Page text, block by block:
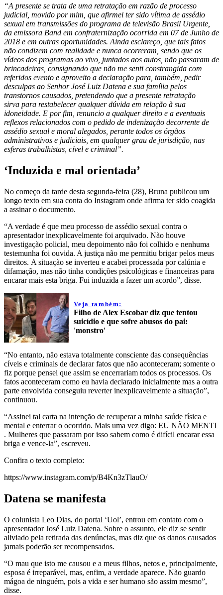
“A presente se trata de uma retratação em razão de processo
judicial, movido por mim, que afirmei ter sido vítima de assédio
sexual em transmissões do programa de televisão Brasil Urgente,
da emissora Band em confraternização ocorrida em 07 de Junho de
2018 e em outras oportunidades. Ainda esclareço, que tais fatos
não condizem com realidade e nunca ocorreram, sendo que os
vídeos dos programas ao vivo, juntados aos autos, não passaram de
brincadeiras, consignando que não me senti constrangida com
referidos evento e aproveito a declaração para, também, pedir
desculpas ao Senhor José Luiz Datena e sua família pelos
transtornos causados, pretendendo que a presente retratação
sirva para restabelecer qualquer dúvida em relação à sua
idoneidade. E por fim, renuncio a qualquer direito e a eventuais
reflexos relacionados com o pedido de indenização decorrente de
assédio sexual e moral alegados, perante todos os órgãos
administrativos e judiciais, em qualquer grau de jurisdição, nas
esferas trabalhistas, cível e criminal”.
‘Induzida e mal orientada’
No começo da tarde desta segunda-feira (28), Bruna publicou um
longo texto em sua conta do Instagram onde afirma ter sido coagida
a assinar o documento.
“A verdade é que meu processo de assédio sexual contra o
apresentador inexplicavelmente foi arquivado. Não houve
investigação policial, meu depoimento não foi colhido e nenhuma
testemunha foi ouvida. A justiça não me permitiu brigar pelos meus
direitos. A situação se inverteu e acabei processada por calúnia e
difamação, mas não tinha condições psicológicas e financeiras para
encarar mais esta briga. Fui induzida a fazer um acordo”, disse.
Veja também:
Filho de Alex Escobar diz que tentou
suicídio e que sofre abusos do pai:
'monstro'
“No entanto, não estava totalmente consciente das consequências
cíveis e criminais de declarar fatos que não aconteceram; somente o
fiz porque pensei que assim se encerrariam todos os processos. Os
fatos aconteceram como eu havia declarado inicialmente mas a outra
parte envolvida conseguiu reverter inexplicavelmente a situação”,
continuou.
“Assinei tal carta na intenção de recuperar a minha saúde física e
mental e enterrar o ocorrido. Mais uma vez digo: EU NÃO MENTI
. Mulheres que passaram por isso sabem como é difícil encarar essa
briga e vence-la”, escreveu.
Confira o texto completo:
https://www.instagram.com/p/B4Kn3zTlauO/
Datena se manifesta
O colunista Leo Dias, do portal ‘Uol’, entrou em contato com o
apresentador José Luiz Datena. Sobre o assunto, ele diz se sentir
aliviado pela retirada das denúncias, mas diz que os danos causados
jamais poderão ser recompensados.
“O mau que isto me causou e a meus filhos, netos e, principalmente,
esposa é irreparável, mas, enfim, a verdade aparece. Não guardo
mágoa de ninguém, pois a vida e ser humano são assim mesmo”,
disse.